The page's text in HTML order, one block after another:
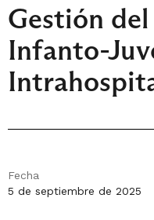
Gestión
Infanto-
Fecha
5 de septiembre de 2025